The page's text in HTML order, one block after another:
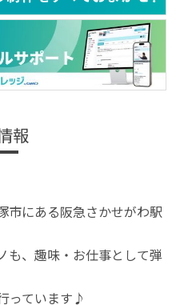
報
市にある阪急さかせがわ駅
も、趣味・お仕事として弾
っています♪